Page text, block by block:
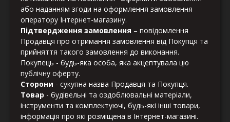
або наданням згоди на оформлення замовлення
оператору Інтернет-магазину.
Підтвердження замовлення – повідомлення
Продавця про отримання замовлення від Покупця та
прийняття такого замовлення до виконання.
Покупець - будь-яка особа, яка акцептувала цю
публічну оферту.
Сторони - сукупна назва Продавця та Покупця.
Товар - будівельні та оздоблювальні матеріали,
інструменти та комплектуючі, будь-які інші товари,
інформація про які розміщена в Інтернет-магазині.